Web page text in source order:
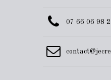
07 66 06 98